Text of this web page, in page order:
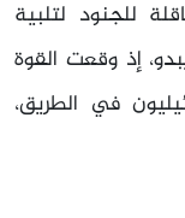
للجنود لتلبية
إذ وقعت القوة
في الطريق،